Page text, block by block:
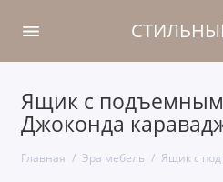
Ящик с
Джоконда
Главная Эра мебель Ящик с